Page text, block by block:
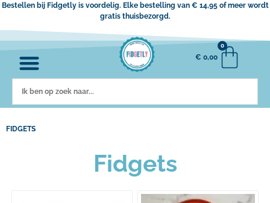
Bestellen bij Fidgetly is voordelig. Elke bestelling van € 14,95 of meer wordt
gratis thuisbezorgd.
€ 0,00
0
FIDGETS
Fidgets